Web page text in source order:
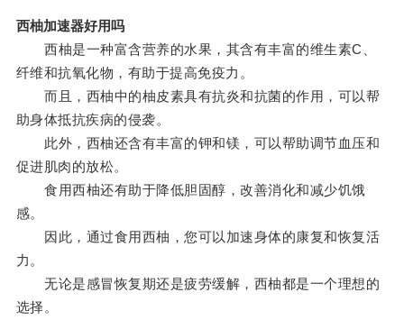
西柚加速器好用吗
西柚是一种富含营养的水果，其含有丰富的维生素C、
纤维和抗氧化物，有助于提高免疫力。
而且，西柚中的柚皮素具有抗炎和抗菌的作用，可以帮
助身体抵抗疾病的侵袭。
此外，西柚还含有丰富的钾和镁，可以帮助调节血压和
促进肌肉的放松。
食用西柚还有助于降低胆固醇，改善消化和减少饥饿
感。
因此，通过食用西柚，您可以加速身体的康复和恢复活
力。
无论是感冒恢复期还是疲劳缓解，西柚都是一个理想的
选择。